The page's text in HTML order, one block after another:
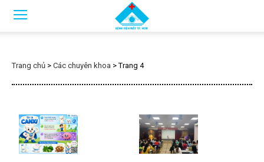
Trang chủ > Các chuyên khoa >Trang 4